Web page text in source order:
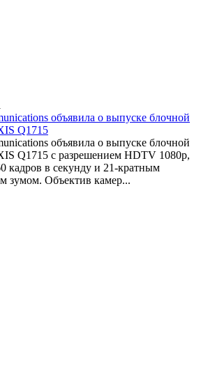
объявила о выпуске блочной
Q1715
объявила о выпуске блочной
Q1715 с разрешением HDTV 1080p,
кадров в секунду и 21-кратным
зумом. Объектив камер...